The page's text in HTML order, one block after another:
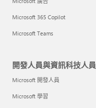
Microsoft 365 Copilot
Microsoft Teams
開發人員與資訊科技人員
Microsoft 開發人員
Microsoft 學習